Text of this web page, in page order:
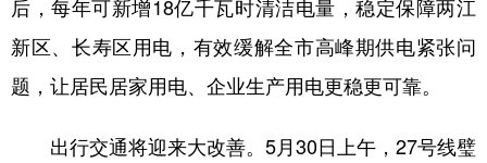
后，每年可新增18亿千瓦时清洁电量，稳定保障两江
新区、长寿区用电，有效缓解全市高峰期供电紧张问
题，让居民居家用电、企业生产用电更稳更可靠。
出行交通将迎来大改善。5月30日上午，27号线璧